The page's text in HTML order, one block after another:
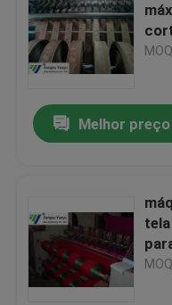
Melhor preço